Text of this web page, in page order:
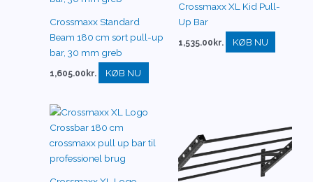
Crossmaxx Standard
Beam 180 cm sort pull-up
bar, 30 mm greb
1,605.00 kr. KØB NU
Crossmaxx XL Kid Pull-
Up Bar
1,535.00 kr. KØB NU